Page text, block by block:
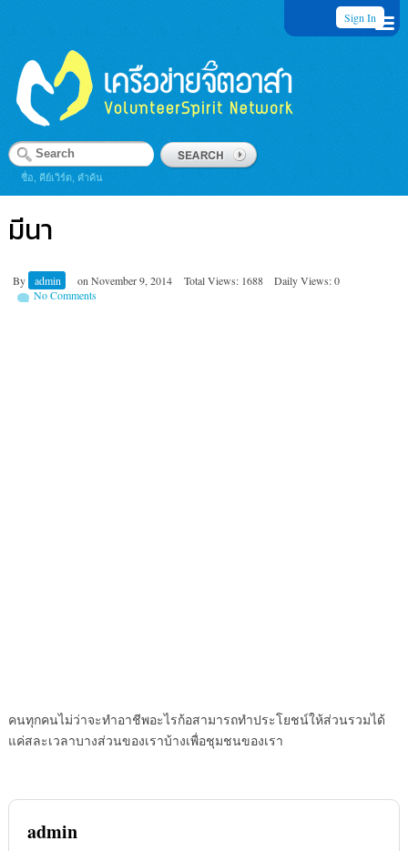
Sign In
ชื่อ, คีย์เวิร์ด, คำค้น
มีนา
By admin on November 9, 2014 Total Views: 1688
Daily Views: 0
No Comments
คนทุกคนไม่ว่าจะทำอาชีพอะไรก้อสามารถทำประโยชน์ให้ส่วนรวมได้
แค่สละเวลาบางส่วนของเราบ้างเพื่อชุมชนของเรา
admin